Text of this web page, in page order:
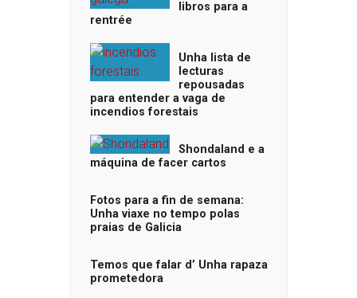
libros para a
rentrée
Unha lista de
lecturas
repousadas
para entender a vaga de
incendios forestais
Shondaland e a
máquina de facer cartos
Fotos para a fin de semana:
Unha viaxe no tempo polas
praias de Galicia
Temos que falar d’ Unha rapaza
prometedora